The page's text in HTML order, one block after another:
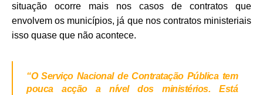
situação ocorre mais nos casos de contratos que
envolvem os municípios, já que nos contratos ministeriais
isso quase que não acontece.
“O Serviço Nacional de Contratação Pública tem
pouca acção a nível dos ministérios. Está